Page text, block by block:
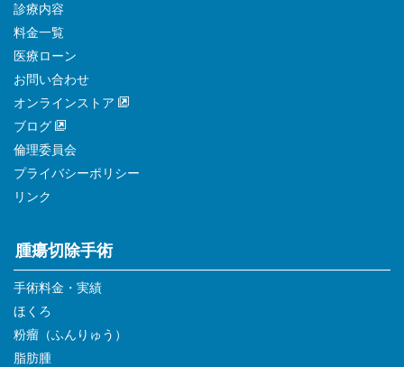
診療内容
料金一覧
医療ローン
お問い合わせ
オンラインストア
ブログ
倫理委員会
プライバシーポリシー
リンク
腫瘍切除手術
手術料金・実績
ほくろ
粉瘤（ふんりゅう）
脂肪腫